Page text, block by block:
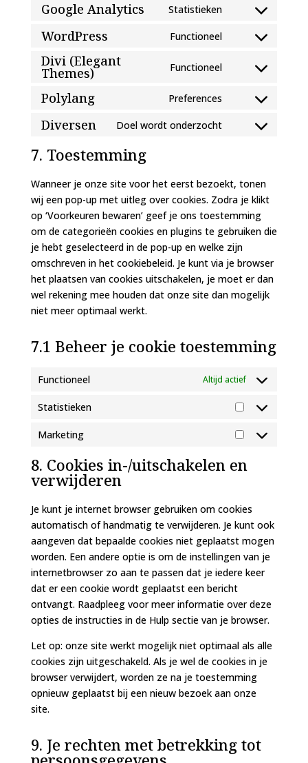
Google Analytics Statistieken
Consent
google-
WordPress Functioneel
Consent
service
Divi (Elegant
Themes) Functioneel
Consent
service
Polylang Preferences
Consent
Diversen Doel wordt onderzocht
Consent
diversen
7. Toestemming
Wanneer je onze site voor het eerst bezoekt, tonen
wij een pop-up met uitleg over cookies. Zodra je klikt
op ‘Voorkeuren bewaren’ geef je ons toestemming
om de categorieën cookies en plugins te gebruiken die
je hebt geselecteerd in de pop-up en welke zijn
omschreven in het cookiebeleid. Je kunt via je browser
het plaatsen van cookies uitschakelen, je moet er dan
wel rekening mee houden dat onze site dan mogelijk
niet meer optimaal werkt.
7.1 Beheer je cookie toestemming
Functioneel Altijd actief
Statistieken
Statistieken
Marketing
Marketing
8. Cookies in-/uitschakelen en
verwijderen
Je kunt je internet browser gebruiken om cookies
automatisch of handmatig te verwijderen. Je kunt ook
aangeven dat bepaalde cookies niet geplaatst mogen
worden. Een andere optie is om de instellingen van je
internetbrowser zo aan te passen dat je iedere keer
dat er een cookie wordt geplaatst een bericht
ontvangt. Raadpleeg voor meer informatie over deze
opties de instructies in de Hulp sectie van je browser.
Let op: onze site werkt mogelijk niet optimaal als alle
cookies zijn uitgeschakeld. Als je wel de cookies in je
browser verwijdert, worden ze na je toestemming
opnieuw geplaatst bij een nieuw bezoek aan onze
site.
9. Je rechten met betrekking tot